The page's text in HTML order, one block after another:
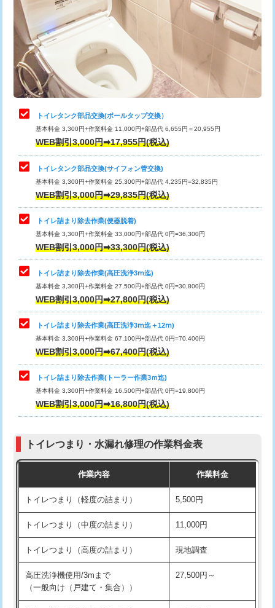
トイレタンク部品交換(ボールタップ交換）
基本料金 3,300円+作業料金 11,000円+部品代 6,655円＝20,955円
WEB割引3,000円➡17,955円(税込)
トイレタンク部品交換(サイフォン管交換)
基本料金 3,300円+作業料金 25,300円+部品代 4,235円=32,835円
WEB割引3,000円➡29,835円(税込)
トイレ詰まり除去作業(便器脱着)
基本料金 3,300円+作業料金 33,000円+部品代 0円=36,300円
WEB割引3,000円➡33,300円(税込)
トイレ詰まり除去作業(高圧洗浄3ⅿ迄)
基本料金 3,300円+作業料金 27,500円+部品代 0円=30,800円
WEB割引3,000円➡27,800円(税込)
トイレ詰まり除去作業(高圧洗浄3ⅿ迄＋12ⅿ)
基本料金 3,300円+作業料金 67,100円+部品代 0円=70,400円
WEB割引3,000円➡67,400円(税込)
トイレ詰まり除去作業(トーラー作業3ｍ迄)
基本料金 3,300円+作業料金 16,500円+部品代 0円=19,800円
WEB割引3,000円➡16,800円(税込)
トイレつまり・水漏れ修理の作業料金表
作業内容 作業料金
トイレつまり（軽度の詰まり） 5,500円
トイレつまり（中度の詰まり） 11,000円
トイレつまり（高度の詰まり） 現地調査
高圧洗浄機使用/3mまで
（一般向け（戸建て・集合））
27,500円～